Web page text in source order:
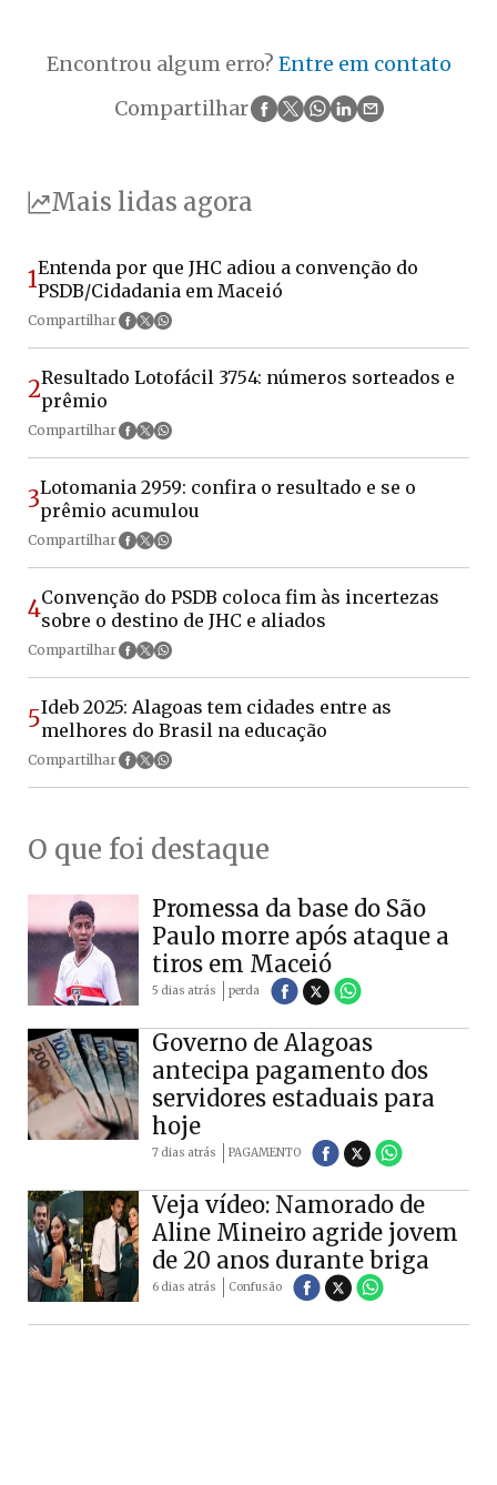
Encontrou algum erro? Entre em contato
Compartilhar
Mais lidas agora
1Entenda por que JHC adiou a convenção do
PSDB/Cidadania em Maceió
Compartilhar
2Resultado Lotofácil 3754: números sorteados e
prêmio
Compartilhar
3Lotomania 2959: confira o resultado e se o
prêmio acumulou
Compartilhar
4Convenção do PSDB coloca fim às incertezas
sobre o destino de JHC e aliados
Compartilhar
5Ideb 2025: Alagoas tem cidades entre as
melhores do Brasil na educação
Compartilhar
O que foi destaque
Promessa da base do São
Paulo morre após ataque a
tiros em Maceió
5 dias atrás perda
Governo de Alagoas
antecipa pagamento dos
servidores estaduais para
hoje
7 dias atrás PAGAMENTO
Veja vídeo: Namorado de
Aline Mineiro agride jovem
de 20 anos durante briga
6 dias atrás Confusão